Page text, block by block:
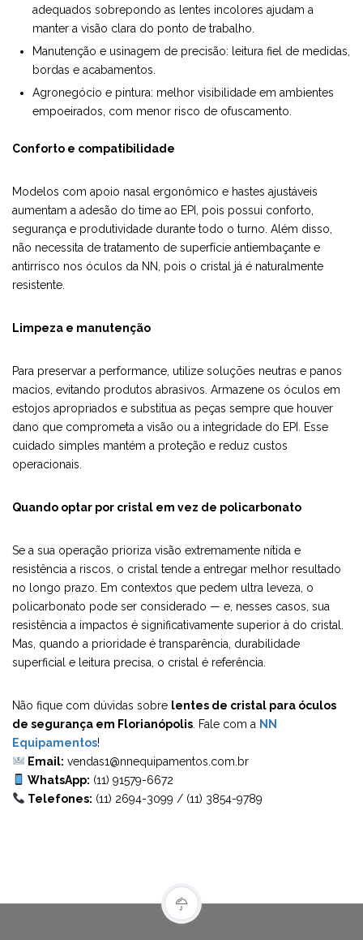
adequados sobrepondo as lentes incolores ajudam a
manter a visão clara do ponto de trabalho.
Manutenção e usinagem de precisão: leitura fiel de medidas,
bordas e acabamentos.
Agronegócio e pintura: melhor visibilidade em ambientes
empoeirados, com menor risco de ofuscamento.
Conforto e compatibilidade
Modelos com apoio nasal ergonômico e hastes ajustáveis
aumentam a adesão do time ao EPI, pois possui conforto,
segurança e produtividade durante todo o turno. Além disso,
não necessita de tratamento de superfície antiembaçante e
antirrisco nos óculos da NN, pois o cristal já é naturalmente
resistente.
Limpeza e manutenção
Para preservar a performance, utilize soluções neutras e panos
macios, evitando produtos abrasivos. Armazene os óculos em
estojos apropriados e substitua as peças sempre que houver
dano que comprometa a visão ou a integridade do EPI. Esse
cuidado simples mantém a proteção e reduz custos
operacionais.
Quando optar por cristal em vez de policarbonato
Se a sua operação prioriza visão extremamente nítida e
resistência a riscos, o cristal tende a entregar melhor resultado
no longo prazo. Em contextos que pedem ultra leveza, o
policarbonato pode ser considerado — e, nesses casos, sua
resistência a impactos é significativamente superior à do cristal.
Mas, quando a prioridade é transparência, durabilidade
superficial e leitura precisa, o cristal é referência.
Não fique com dúvidas sobre lentes de cristal para óculos
de segurança em Florianópolis . Fale com a NN
Equipamentos!
Email: vendas1@nnequipamentos.com.br
WhatsApp: (11) 91579-6672
Telefones: (11) 2694-3099 / (11) 3854-9789